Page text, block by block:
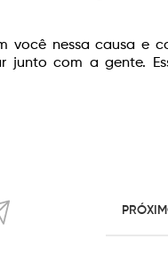
você nessa causa e
junto com a gente.